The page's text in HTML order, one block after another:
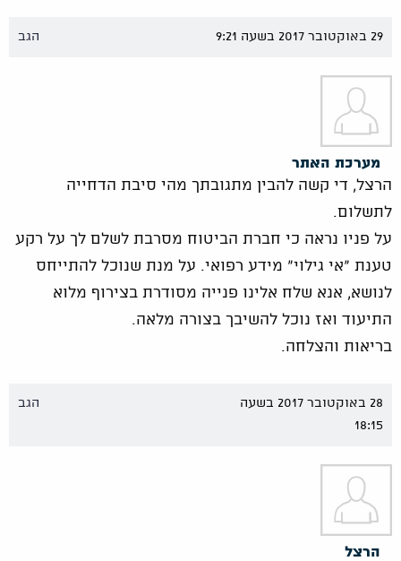
29 באוקטובר 2017 בשעה 9:21 הגב
מערכת האתר
הרצל, די קשה להבין מתגובתך מהי סיבת הדחייה
לתשלום.
על פניו נראה כי חברת הביטוח מסרבת לשלם לך על רקע
טענת "אי גילוי" מידע רפואי. על מנת שנוכל להתייחס
לנושא, אנא שלח אלינו פנייה מסודרת בצירוף מלוא
התיעוד ואז נוכל להשיבך בצורה מלאה.
בריאות והצלחה.
28 באוקטובר 2017 בשעה
18:15
הגב
הרצל